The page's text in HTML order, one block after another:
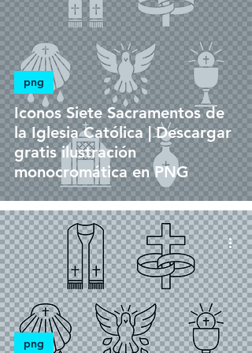
Iconos Siete Sacramentos de
la Iglesia Católica | Descargar
gratis ilustración
monocromática en PNG
png
png